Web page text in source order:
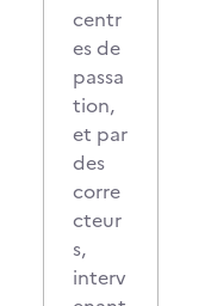
centr
es de
passa
tion,
et par
des
corre
cteur
s,
interv